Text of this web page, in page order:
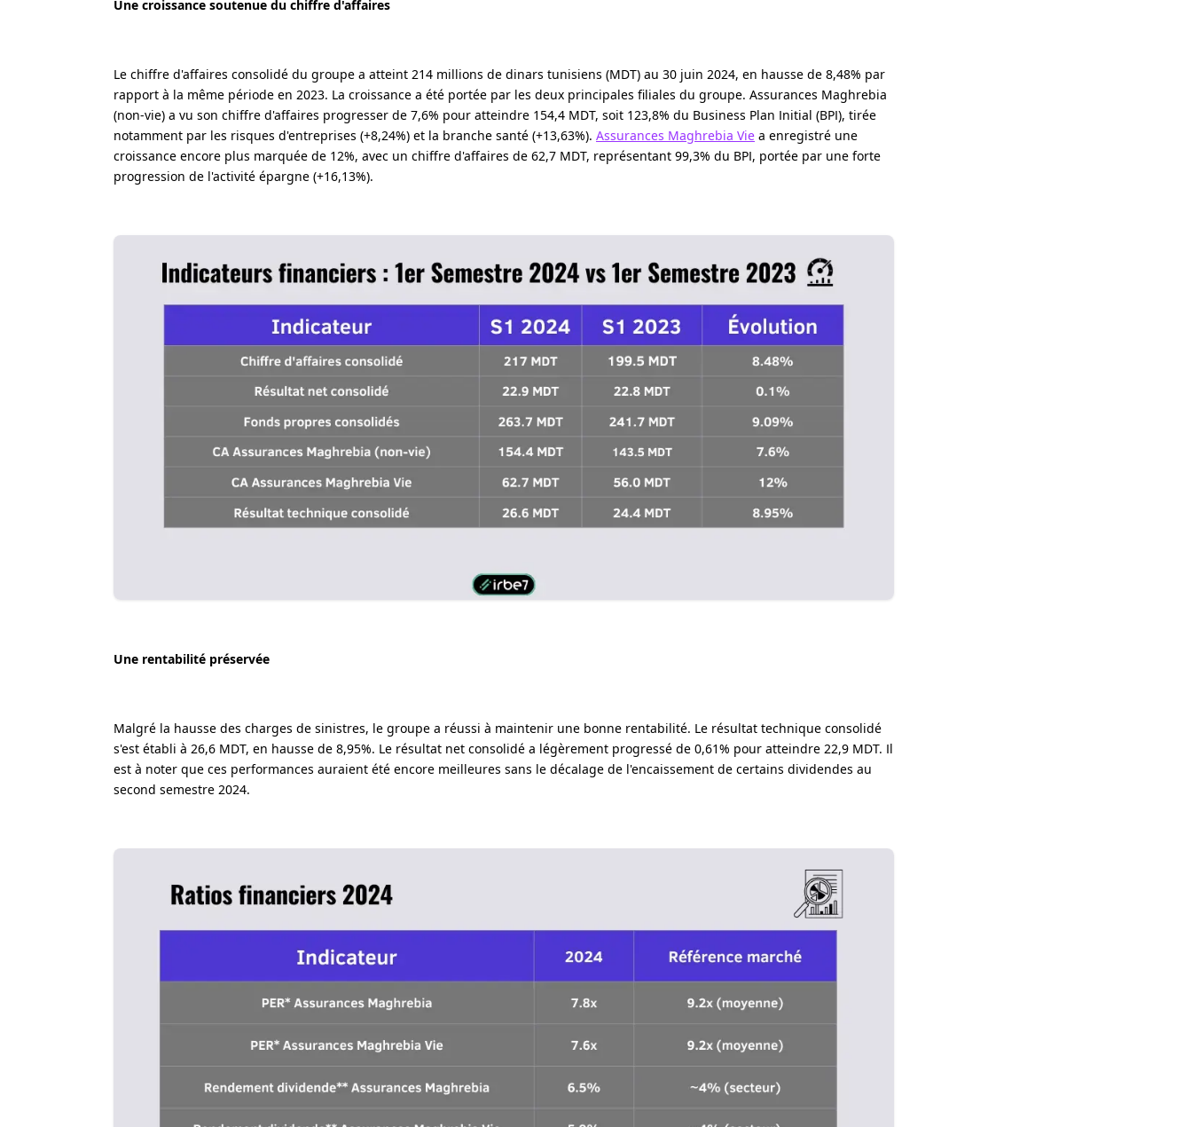
Une croissance soutenue du chiffre d'affaires
Le chiffre d'affaires consolidé du groupe a atteint 214 millions de dinars tunisiens (MDT) au 30 juin 2024, en hausse de 8,48% par
rapport à la même période en 2023. La croissance a été portée par les deux principales filiales du groupe. Assurances Maghrebia
(non-vie) a vu son chiffre d'affaires progresser de 7,6% pour atteindre 154,4 MDT, soit 123,8% du Business Plan Initial (BPI), tirée
notamment par les risques d'entreprises (+8,24%) et la branche santé (+13,63%). Assurances Maghrebia Vie a enregistré une
croissance encore plus marquée de 12%, avec un chiffre d'affaires de 62,7 MDT, représentant 99,3% du BPI, portée par une forte
progression de l'activité épargne (+16,13%).
Une rentabilité préservée
Malgré la hausse des charges de sinistres, le groupe a réussi à maintenir une bonne rentabilité. Le résultat technique consolidé
s'est établi à 26,6 MDT, en hausse de 8,95%. Le résultat net consolidé a légèrement progressé de 0,61% pour atteindre 22,9 MDT. Il
est à noter que ces performances auraient été encore meilleures sans le décalage de l'encaissement de certains dividendes au
second semestre 2024.